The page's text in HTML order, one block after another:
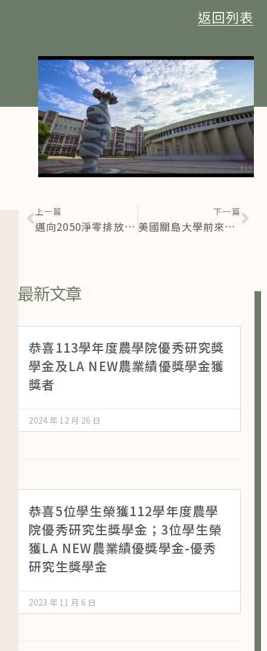
返回列表
上一篇
邁向2050淨零排放及永續發展的竹產業復興
下一篇
美國關島大學前來屏科大進行農業虛擬實境之實務訓練
最新文章
恭喜113學年度農學院優秀研究獎
學金及LA NEW農業績優獎學金獲
獎者
2024 年 12 月 26 日
恭喜5位學生榮獲112學年度農學
院優秀研究生獎學金；3位學生榮
獲LA NEW農業績優獎學金-優秀
研究生獎學金
2023 年 11 月 6 日